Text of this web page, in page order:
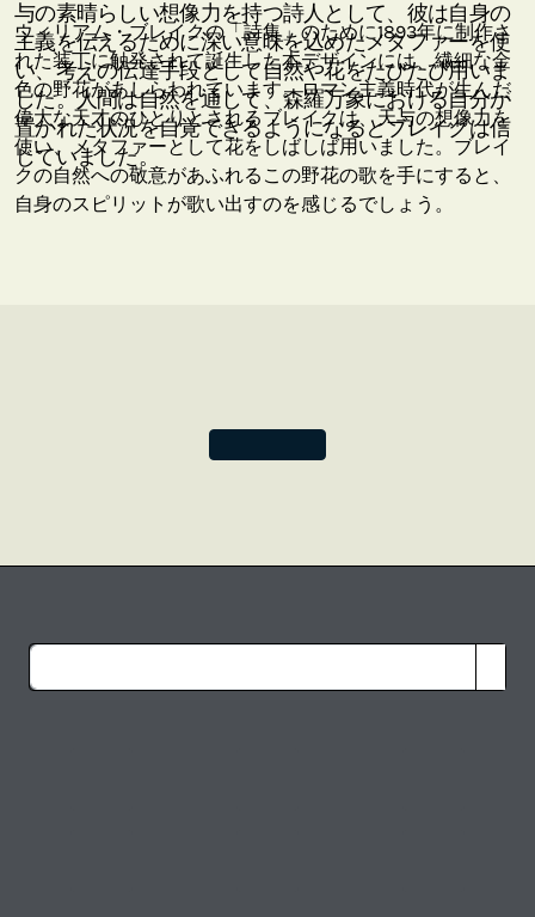
与の素晴らしい想像力を持つ詩人として、彼は自身の
主義を伝えるために深い意味を込めたメタファーを使
い、考えの伝達手段として自然や花をたびたび用いま
した。人間は自然を通して、森羅万象における自分が
置かれた状況を自覚できるようになるとブレイクは信
じていました。
ウィリアム・ブレイクの「詩集」のために1893年に制作さ
れた装丁に触発されて誕生した本デザインには、繊細な金
色の野花があしらわれています。ロマン主義時代が生んだ
偉大な天才のひとりとされるブレイクは、天与の想像力を
使い、メタファーとして花をしばしば用いました。ブレイ
クの自然への敬意があふれるこの野花の歌を手にすると、
自身のスピリットが歌い出すのを感じるでしょう。